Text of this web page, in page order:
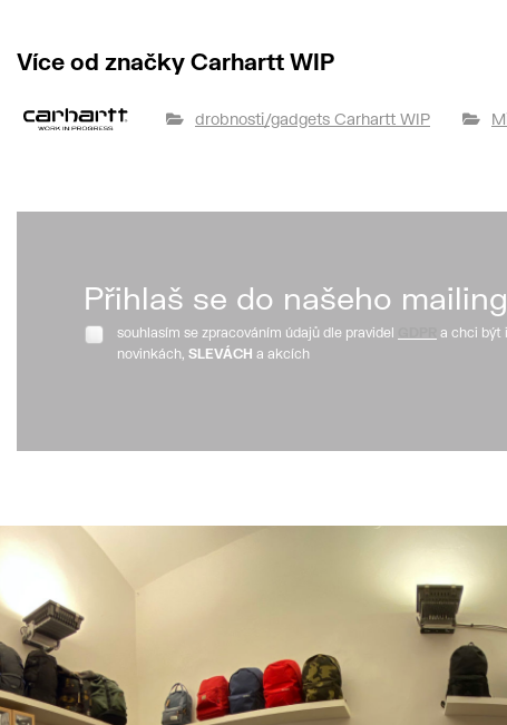
Více od značky Carhartt WIP
drobnosti/gadgets Carhartt WIP
Přihlaš se do našeho
souhlasím se zpracováním údajů dle pravidel
a chci být
novinkách, SLEVÁCH a akcích